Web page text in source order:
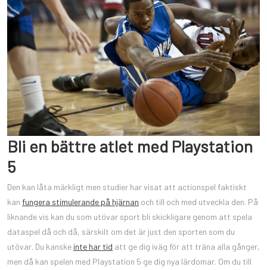
Bli en bättre atlet med Playstation
5
Den kan låta märkligt men studier har visat att actionspel faktiskt
kan fungera stimulerande på hjärnan och till och med utveckla den. På
liknande vis kan du som utövar sport bli skickligare genom att spela
dataspel då och då, särskilt om det är just den sporten som du
utövar. Du kanske inte har tid att ge dig iväg för att träna alla gånger,
men då kan spelen med Playstation 5 ge dig nya lärdomar. Om du till